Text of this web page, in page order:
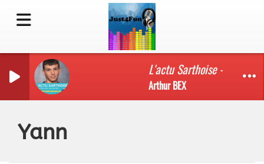
L'actu Sarthoise - Edition
Arthur BEX
Yann